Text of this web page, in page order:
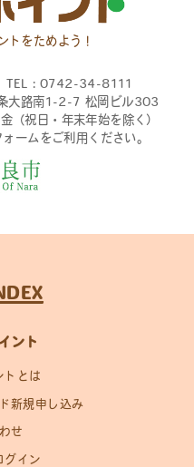
トをためよう！
TEL：0742-34-8111
大路南1-2-7 松岡ビル303
（祝日・年末年始を除く）
ームをご利用ください。
ント
トとは
新規申し込み
せ
グイン